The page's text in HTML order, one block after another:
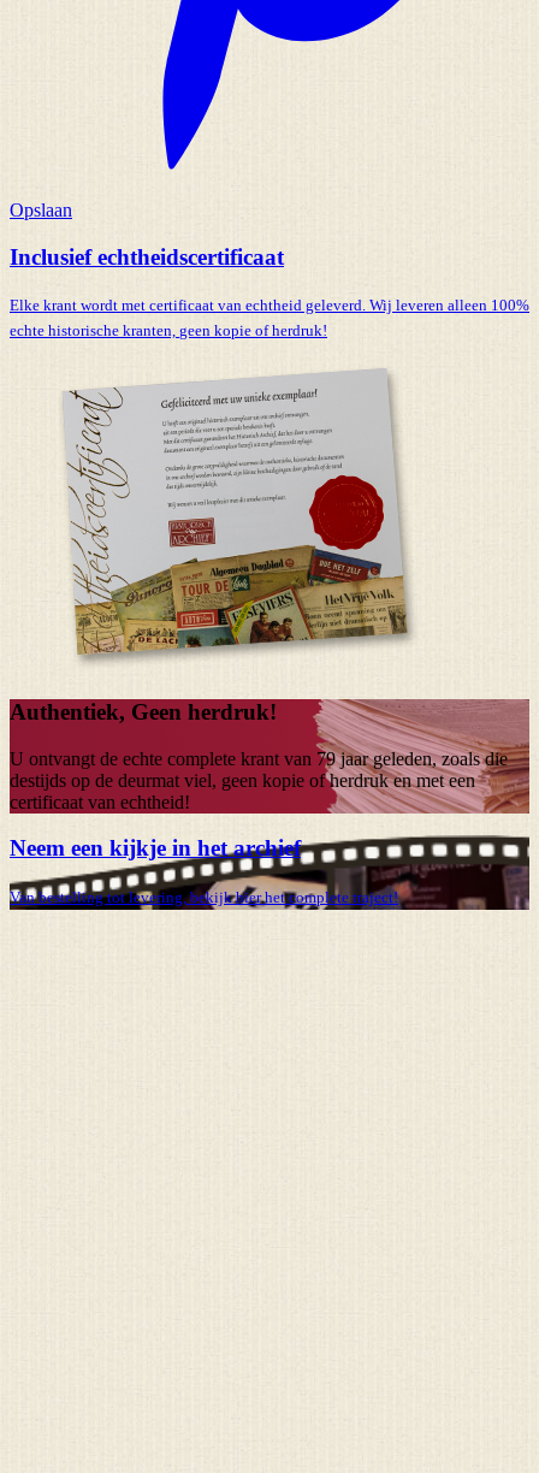
Opslaan
Inclusief echtheidscertificaat
Elke krant wordt met certificaat van echtheid geleverd. Wij leveren alleen 100%
echte historische kranten, geen kopie of herdruk!
Authentiek, Geen herdruk!
U ontvangt de echte complete krant van 79 jaargeleden, zoals die
destijds op de deurmat viel, geen kopie of herdruk en met een
certificaat van echtheid!
Neem een kijkje in het archief
Van bestelling tot levering, bekijk hier het complete traject!